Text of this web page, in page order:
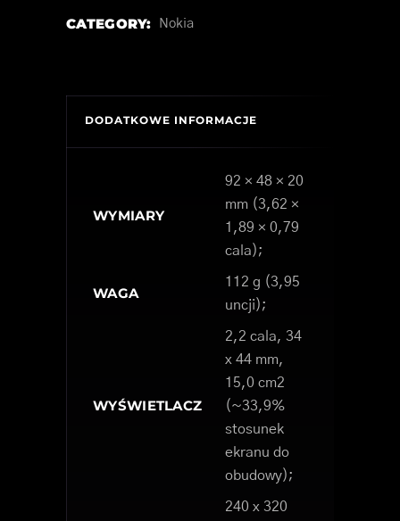
CATEGORY: Nokia
DODATKOWE INFORMACJE
WYMIARY
92 × 48 × 20
mm (3,62 ×
1,89 × 0,79
cala);
WAGA
112 g (3,95
uncji);
WYŚWIETLACZ
2,2 cala, 34
x 44 mm,
15,0 cm2
(~33,9%
stosunek
ekranu do
obudowy);
240 x 320